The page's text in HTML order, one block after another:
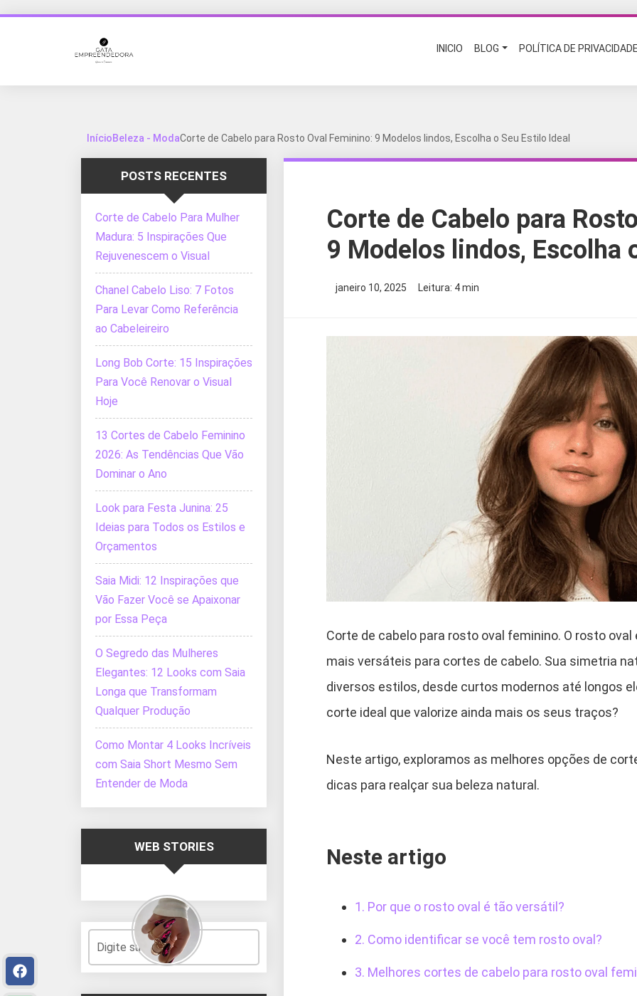
INICIO BLOG POLÍTICA DE
InícioBeleza - ModaCorte de Cabelo para Rosto Oval Feminino: 9 Modelos lindos, Escolha o Seu Estilo Ideal
Corte de Cabelo para
9 Modelos lindos, Escolha
janeiro 10, 2025 Leitura: 4 min
Corte de cabelo para rosto oval feminino. O rosto
mais versáteis para cortes de cabelo. Sua simetria
diversos estilos, desde curtos modernos até longos
corte ideal que valorize ainda mais os seus traços?
Neste artigo, exploramos as melhores opções de
dicas para realçar sua beleza natural.
Neste artigo
1. Por que o rosto oval é tão versátil?
2. Como identificar se você tem rosto oval?
3. Melhores cortes de cabelo para rosto oval
POSTS RECENTES
Corte de Cabelo Para Mulher
Madura: 5 Inspirações Que
Rejuvenescem o Visual
Chanel Cabelo Liso: 7 Fotos
Para Levar Como Referência
ao Cabeleireiro
Long Bob Corte: 15 Inspirações
Para Você Renovar o Visual
Hoje
13 Cortes de Cabelo Feminino
2026: As Tendências Que Vão
Dominar o Ano
Look para Festa Junina: 25
Ideias para Todos os Estilos e
Orçamentos
Saia Midi: 12 Inspirações que
Vão Fazer Você se Apaixonar
por Essa Peça
O Segredo das Mulheres
Elegantes: 12 Looks com Saia
Longa que Transformam
Qualquer Produção
Como Montar 4 Looks Incríveis
com Saia Short Mesmo Sem
Entender de Moda
WEB STORIES